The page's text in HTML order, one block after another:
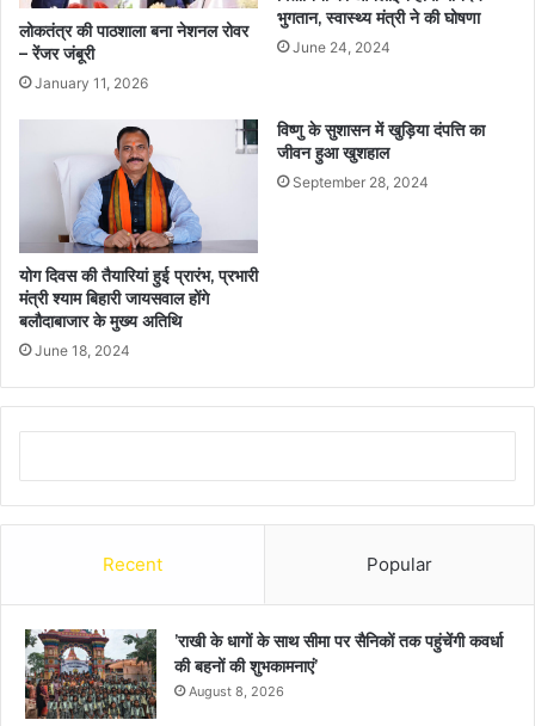
लोकतंत्र की पाठशाला बना नेशनल रोवर
– रेंजर जंबूरी
January 11, 2026
भुगतान, स्वास्थ्य मंत्री ने की घोषणा
June 24, 2024
योग दिवस की तैयारियां हुई प्रारंभ, प्रभारी
मंत्री श्याम बिहारी जायसवाल होंगे
बलौदाबाजार के मुख्य अतिथि
June 18, 2024
विष्णु के सुशासन में खुड़िया दंपत्ति का
जीवन हुआ खुशहाल
September 28, 2024
Recent Popular
’राखी के धागों के साथ सीमा पर सैनिकों तक पहुंचेंगी कवर्धा
की बहनों की शुभकामनाएं’
August 8, 2026